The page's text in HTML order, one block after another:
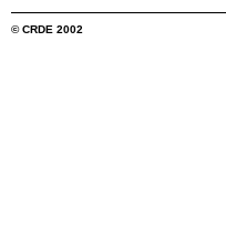
© CRDE 2002